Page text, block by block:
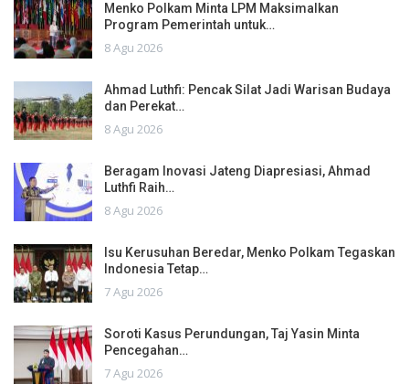
Menko Polkam Minta LPM Maksimalkan
Program Pemerintah untuk…
8 Agu 2026
Ahmad Luthfi: Pencak Silat Jadi Warisan Budaya
dan Perekat…
8 Agu 2026
Beragam Inovasi Jateng Diapresiasi, Ahmad
Luthfi Raih…
8 Agu 2026
Isu Kerusuhan Beredar, Menko Polkam Tegaskan
Indonesia Tetap…
7 Agu 2026
Soroti Kasus Perundungan, Taj Yasin Minta
Pencegahan…
7 Agu 2026